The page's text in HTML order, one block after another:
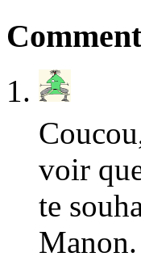
voir
te
Manon.